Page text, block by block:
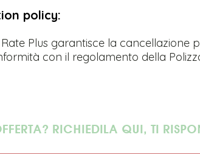
policy:
Plus garantisce la
con il regolamento della
RICHIEDILA QUI, TI